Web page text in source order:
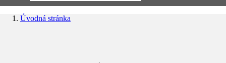
Úvodná stránka